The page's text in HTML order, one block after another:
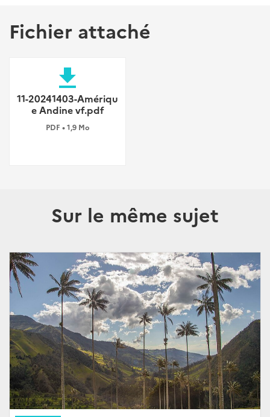
Fichier attaché
file_download
11-20241403-Amériqu
e Andine vf.pdf
PDF • 1,9 Mo
Sur le même sujet